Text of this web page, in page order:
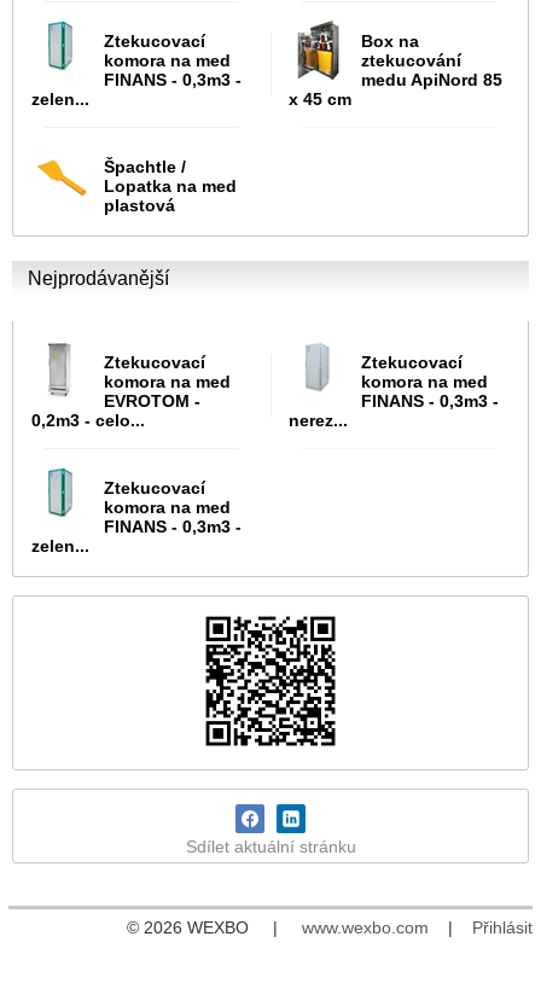
Ztekucovací
komora na med
FINANS - 0,3m3 -
zelen...
Box na
ztekucování
medu ApiNord 85
x 45 cm
Špachtle /
Lopatka na med
plastová
Nejprodávanější
Ztekucovací
komora na med
EVROTOM -
0,2m3 - celo...
Ztekucovací
komora na med
FINANS - 0,3m3 -
nerez...
Ztekucovací
komora na med
FINANS - 0,3m3 -
zelen...
Sdílet aktuální stránku
© 2026 WEXBO | www.wexbo.com | Přihlásit